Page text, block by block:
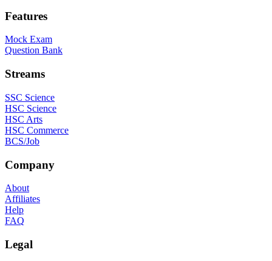
Features
Mock Exam
Question Bank
Streams
SSC Science
HSC Science
HSC Arts
HSC Commerce
BCS/Job
Company
About
Affiliates
Help
FAQ
Legal